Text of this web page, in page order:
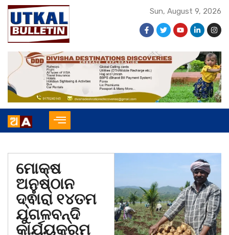
Sun, August 9, 2026
ମୋକ୍ଷ
ଅନୁଷ୍ଠାନ
ଦ୍ଵାରା ୧୪ତମ
ଯୁଗଳବନ୍ଦି
କାର୍ଯ୍ୟକ୍ରମ